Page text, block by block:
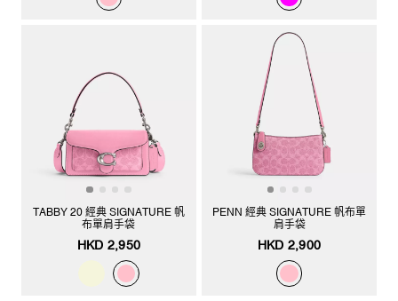
TABBY 20 經典 SIGNATURE 帆
布單肩手袋
HKD 2,950
PENN 經典 SIGNATURE 帆布單
肩手袋
HKD 2,900